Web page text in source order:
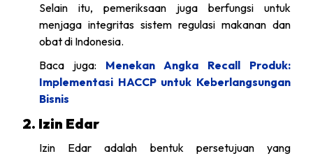
Selain itu, pemeriksaan juga berfungsi untuk
menjaga integritas sistem regulasi makanan dan
obat di Indonesia.
Baca juga: Menekan Angka Recall Produk:
Implementasi HACCP untuk Keberlangsungan
Bisnis
2. Izin Edar
Izin Edar adalah bentuk persetujuan yang